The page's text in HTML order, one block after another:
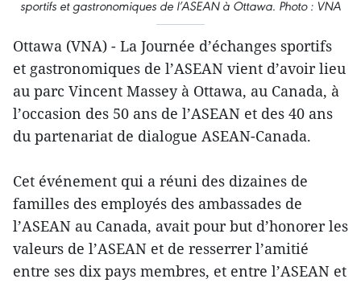
sportifs et gastronomiques de l’ASEAN à Ottawa. Photo : VNA
Ottawa (VNA) - La Journée d’échanges sportifs
et gastronomiques de l’ASEAN vient d’avoir lieu
au parc Vincent Massey à Ottawa, au Canada, à
l’occasion des 50 ans de l’ASEAN et des 40 ans
du partenariat de dialogue ASEAN-Canada.
Cet événement qui a réuni des dizaines de
familles des employés des ambassades de
l’ASEAN au Canada, avait pour but d’honorer les
valeurs de l’ASEAN et de resserrer l’amitié
entre ses dix pays membres, et entre l’ASEAN et